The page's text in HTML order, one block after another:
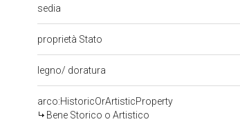
sedia
proprietà Stato
legno/ doratura
arco:HistoricOrArtisticProperty
Bene Storico o Artistico